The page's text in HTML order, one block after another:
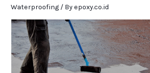
Waterproofing / Byepoxy.co.id